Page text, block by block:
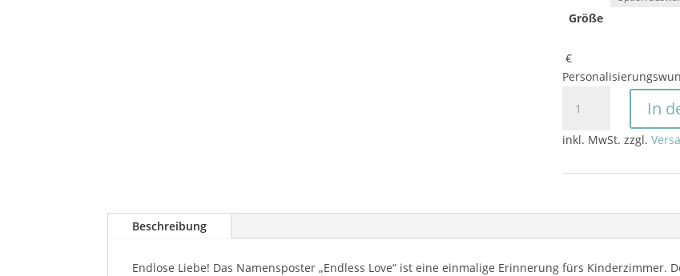
Größe
€
Namensposter
"Endless
Love"
In
inkl. MwSt. zzgl.
Beschreibung
Endlose Liebe! Das Namensposter „Endless Love“ ist eine einmalige Erinnerung fürs Kinderzimmer.